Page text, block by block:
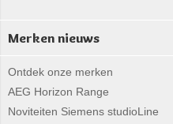
Merken nieuws
Ontdek onze merken
AEG Horizon Range
Noviteiten Siemens studioLine